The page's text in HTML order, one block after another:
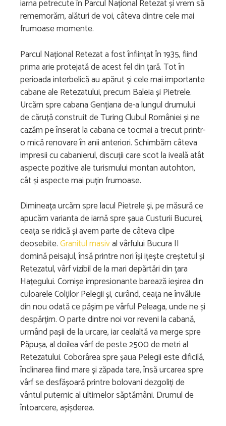
iarna petrecute în Parcul Național Retezat și vrem să
rememorăm, alături de voi, câteva dintre cele mai
frumoase momente.
Parcul Național Retezat a fost înființat în 1935, fiind
prima arie protejată de acest fel din țară. Tot în
perioada interbelică au apărut și cele mai importante
cabane ale Retezatului, precum Baleia și Pietrele.
Urcăm spre cabana Gențiana de-a lungul drumului
de căruță construit de Turing Clubul României și ne
cazăm pe înserat la cabana ce tocmai a trecut printr-
o mică renovare în anii anteriori. Schimbăm câteva
impresii cu cabanierul, discuții care scot la iveală atât
aspecte pozitive ale turismului montan autohton,
cât și aspecte mai puțin frumoase.
Dimineața urcăm spre lacul Pietrele și, pe măsură ce
apucăm varianta de iarnă spre șaua Custurii Bucurei,
ceața se ridică și avem parte de câteva clipe
deosebite.Granitul masival vârfului Bucura II
domină peisajul, însă printre nori își ițește creștetul și
Retezatul, vârf vizibil de la mari depărtări din țara
Hațegului. Cornișe impresionante barează ieșirea din
culoarele Colților Pelegii și, curând, ceața ne învăluie
din nou odată ce pășim pe vârful Peleaga, unde ne și
despărțim. O parte dintre noi vor reveni la cabană,
urmând pașii de la urcare, iar cealaltă va merge spre
Păpușa, al doilea vârf de peste 2500 de metri al
Retezatului. Coborârea spre șaua Pelegii este dificilă,
înclinarea fiind mare și zăpada tare, însă urcarea spre
vârf se desfășoară printre bolovani dezgoliți de
vântul puternic al ultimelor săptămâni. Drumul de
întoarcere, așișderea.